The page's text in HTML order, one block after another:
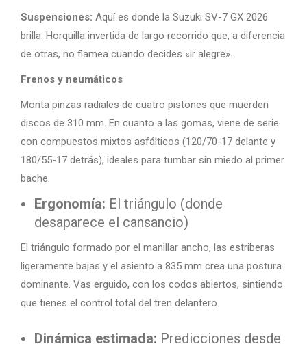
Suspensiones: Aquí es donde la Suzuki SV-7 GX 2026
brilla. Horquilla invertida de largo recorrido que, a diferencia
de otras, no flamea cuando decides «ir alegre».
Frenos y neumáticos
Monta pinzas radiales de cuatro pistones que muerden
discos de 310 mm. En cuanto a las gomas, viene de serie
con compuestos mixtos asfálticos (120/70-17 delante y
180/55-17 detrás), ideales para tumbar sin miedo al primer
bache.
Ergonomía: El triángulo (donde
desaparece el cansancio)
El triángulo formado por el manillar ancho, las estriberas
ligeramente bajas y el asiento a 835 mm crea una postura
dominante. Vas erguido, con los codos abiertos, sintiendo
que tienes el control total del tren delantero.
Dinámica estimada: Predicciones desde